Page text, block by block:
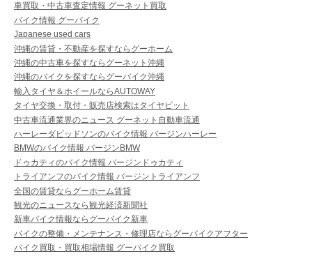
車買取・中古車査定情報 グーネット買取
バイク情報 グーバイク
Japanese used cars
沖縄の賃貸・不動産を探すならグーホーム
沖縄の中古車を探すならグーネット沖縄
沖縄のバイクを探すならグーバイク沖縄
輸入タイヤ＆ホイールならAUTOWAY
タイヤ交換・取付・販売店検索はタイヤピット
中古車流通業界のニュース グーネット自動車流通
ハーレーダビッドソンのバイク情報 バージンハーレー
BMWのバイク情報 バージンBMW
ドゥカティのバイク情報 バージンドゥカティ
トライアンフのバイク情報 バージントライアンフ
全国の賃貸ならグーホーム賃貸
観光のニュースなら観光経済新聞社
新車バイク情報ならグーバイク新車
バイクの整備・メンテナンス・修理店ならグーバイクアフター
バイク買取・買取相場情報 グーバイク買取